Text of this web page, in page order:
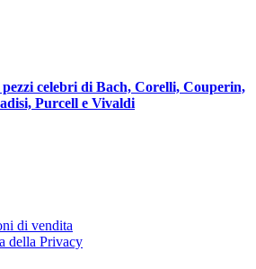
celebri di Bach, Corelli, Couperin,
Purcell e Vivaldi
di vendita
della Privacy